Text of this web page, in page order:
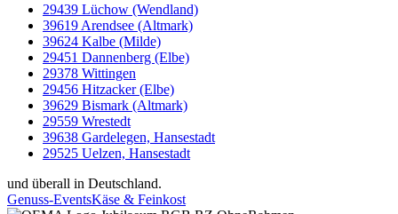
29439 Lüchow (Wendland)
39619 Arendsee (Altmark)
39624 Kalbe (Milde)
29451 Dannenberg (Elbe)
29378 Wittingen
29456 Hitzacker (Elbe)
39629 Bismark (Altmark)
29559 Wrestedt
39638 Gardelegen, Hansestadt
29525 Uelzen, Hansestadt
und überall in Deutschland.
Genuss-EventsKäse & Feinkost